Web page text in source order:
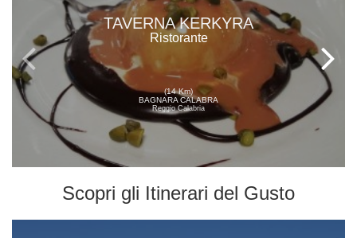
TAVERNA KERKYRA
Ristorante
(14 Km)
BAGNARA CALABRA
Reggio Calabria
Scopri gli Itinerari del Gusto